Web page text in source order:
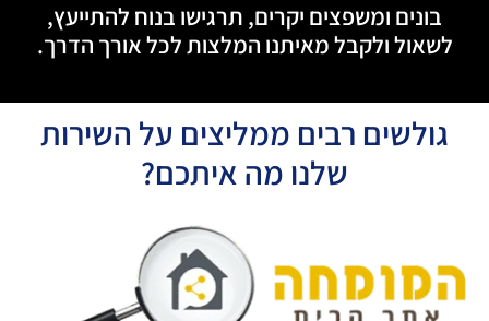
בונים ומשפצים יקרים, תרגישו בנוח להתייעץ,
לשאול ולקבל מאיתנו המלצות לכל אורך הדרך.
גולשים רבים ממליצים על השירות
שלנו מה איתכם?